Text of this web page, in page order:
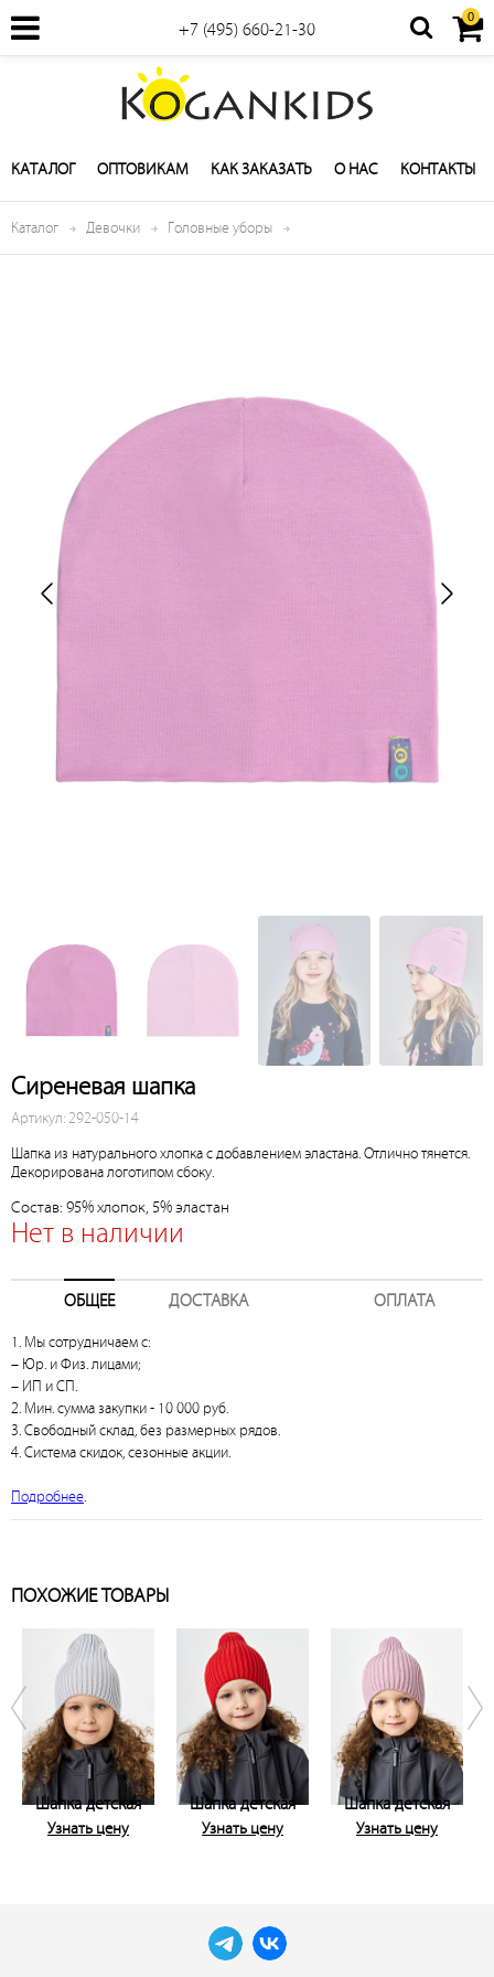
+7 (495) 660-21-30
0
КАТАЛОГ ОПТОВИКАМ КАК ЗАКАЗАТЬ О НАС КОНТАКТЫ
Каталог Девочки Головные уборы
Сиреневая шапка
Артикул: 292-050-14
Шапка из натурального хлопка с добавлением эластана. Отлично тянется.
Декорирована логотипом сбоку.
Состав: 95% хлопок, 5% эластан
Нет в наличии
ОБЩЕЕ ДОСТАВКА ОПЛАТА
1. Мы сотрудничаем с:
– Юр. и Физ. лицами;
– ИП и СП.
2. Мин. сумма закупки - 10 000 руб.
3. Свободный склад, без размерных рядов.
4. Система скидок, сезонные акции.
Подробнее.
ПОХОЖИЕ ТОВАРЫ
Шапка детская
Узнать цену
Шапка детская
Узнать цену
Шапка детская
Узнать цену